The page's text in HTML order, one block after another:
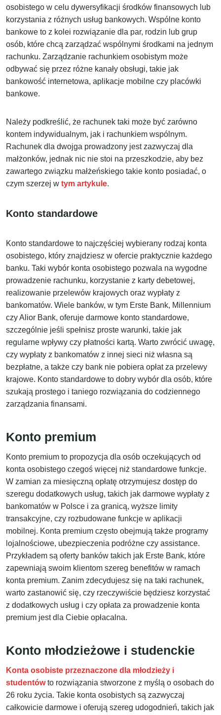
osobistego w celu dywersyfikacji środków finansowych lub
korzystania z różnych usług bankowych. Wspólne konto
bankowe to z kolei rozwiązanie dla par, rodzin lub grup
osób, które chcą zarządzać wspólnymi środkami na jednym
rachunku. Zarządzanie rachunkiem osobistym może
odbywać się przez różne kanały obsługi, takie jak
bankowość internetowa, aplikacje mobilne czy placówki
bankowe.
Należy podkreślić, że rachunek taki może być zarówno
kontem indywidualnym, jak i rachunkiem wspólnym.
Rachunek dla dwojga prowadzony jest zazwyczaj dla
małżonków, jednak nic nie stoi na przeszkodzie, aby bez
zawartego związku małżeńskiego takie konto posiadać, o
czym szerzej wtym artykule.
Konto standardowe
Konto standardowe to najczęściej wybierany rodzaj konta
osobistego, który znajdziesz w ofercie praktycznie każdego
banku. Taki wybór konta osobistego pozwala na wygodne
prowadzenie rachunku, korzystanie z karty debetowej,
realizowanie przelewów krajowych oraz wypłaty z
bankomatów. Wiele banków, w tym Erste Bank, Millennium
czy Alior Bank, oferuje darmowe konto standardowe,
szczególnie jeśli spełnisz proste warunki, takie jak
regularne wpływy czy płatności kartą. Warto zwrócić uwagę,
czy wypłaty z bankomatów z innej sieci niż własna są
bezpłatne, a także czy bank nie pobiera opłat za przelewy
krajowe. Konto standardowe to dobry wybór dla osób, które
szukają prostego i taniego rozwiązania do codziennego
zarządzania finansami.
Konto premium
Konto premium to propozycja dla osób oczekujących od
konta osobistego czegoś więcej niż standardowe funkcje.
W zamian za miesięczną opłatę otrzymujesz dostęp do
szeregu dodatkowych usług, takich jak darmowe wypłaty z
bankomatów w Polsce i za granicą, wyższe limity
transakcyjne, czy rozbudowane funkcje w aplikacji
mobilnej. Konta premium często obejmują także programy
lojalnościowe, ubezpieczenia podróżne czy assistance.
Przykładem są oferty banków takich jak Erste Bank, które
zapewniają swoim klientom szereg benefitów w ramach
konta premium. Zanim zdecydujesz się na taki rachunek,
warto zastanowić się, czy rzeczywiście będziesz korzystać
z dodatkowych usług i czy opłata za prowadzenie konta
premium jest dla Ciebie opłacalna.
Konto młodzieżowe i studenckie
Konta osobiste przeznaczone dla młodzieży i
studentówto rozwiązania stworzone z myślą o osobach do
26 roku życia. Takie konta osobistych są zazwyczaj
całkowicie darmowe i oferują szereg udogodnień, takich jak